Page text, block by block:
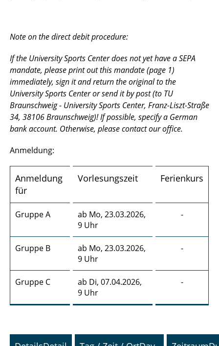
Note on the direct debit procedure:
If the University Sports Center does not yet have a SEPA
mandate, please print out this mandate (page 1)
immediately, sign it and return the original to the
University Sports Center or send it by post (to TU
Braunschweig - University Sports Center, Franz-Liszt-Straße
34, 38106 Braunschweig)! If possible, specify a German
bank account. Otherwise, please contact our office.
Anmeldung:
Anmeldung
für
Vorlesungszeit Ferienkurs
Gruppe A
ab Mo, 23.03.2026,
9 Uhr
-
Gruppe B
ab Mo, 23.03.2026,
9 Uhr
-
Gruppe C
ab Di, 07.04.2026,
9 Uhr
-